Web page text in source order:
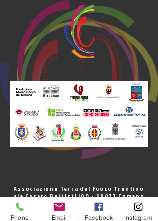
Associazione Terra del Fuoco Trentino
via Cesare Battisti180 - 38077Comano
P.IVA - c.f.
02349260220
www.terradelfuocotrentino.org
Phone Email Facebook Instagram